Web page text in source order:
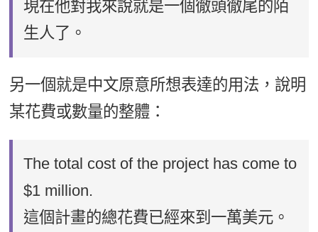
現在他對我來說就是一個徹頭徹尾的陌
生人了。
另一個就是中文原意所想表達的用法，說明
某花費或數量的整體：
The total cost of the project has come to
$1 million.
這個計畫的總花費已經來到一萬美元。